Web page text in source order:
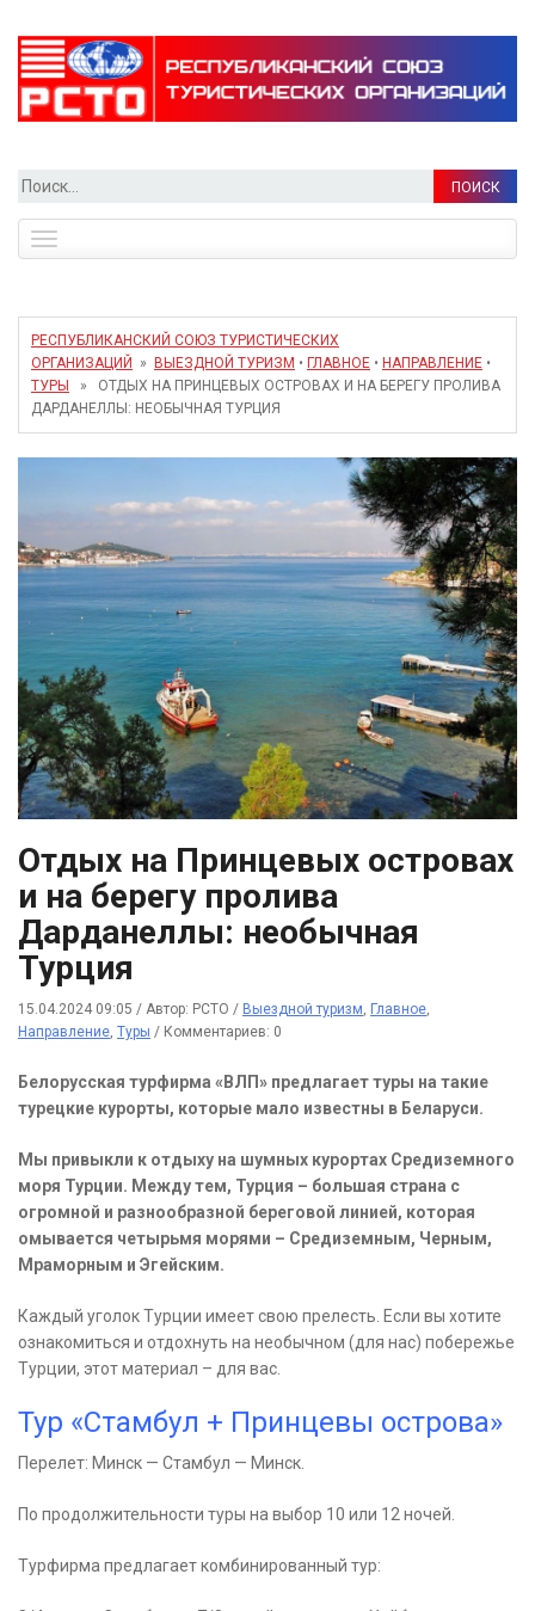
Найти:
navigation
РЕСПУБЛИКАНСКИЙ СОЮЗ ТУРИСТИЧЕСКИХ
ОРГАНИЗАЦИЙ
» ВЫЕЗДНОЙ ТУРИЗМ • ГЛАВНОЕ • НАПРАВЛЕНИЕ •
ТУРЫ
» ОТДЫХ НА ПРИНЦЕВЫХ ОСТРОВАХ И НА БЕРЕГУ ПРОЛИВА
ДАРДАНЕЛЛЫ: НЕОБЫЧНАЯ ТУРЦИЯ
Отдых на Принцевых островах
и на берегу пролива
Дарданеллы: необычная
Турция
15.04.2024 09:05 / Автор: РСТО / Выездной туризм, Главное,
Направление, Туры / Комментариев: 0
Белорусская турфирма «ВЛП» предлагает туры на такие
турецкие курорты, которые мало известны в Беларуси.
Мы привыкли к отдыху на шумных курортах Средиземного
моря Турции. Между тем, Турция – большая страна с
огромной и разнообразной береговой линией, которая
омывается четырьмя морями – Средиземным, Черным,
Мраморным и Эгейским.
Каждый уголок Турции имеет свою прелесть. Если вы хотите
ознакомиться и отдохнуть на необычном (для нас) побережье
Турции, этот материал – для вас.
Тур «Стамбул + Принцевы острова»
Перелет: Минск — Стамбул — Минск.
По продолжительности туры на выбор 10 или 12 ночей.
Турфирма предлагает комбинированный тур: